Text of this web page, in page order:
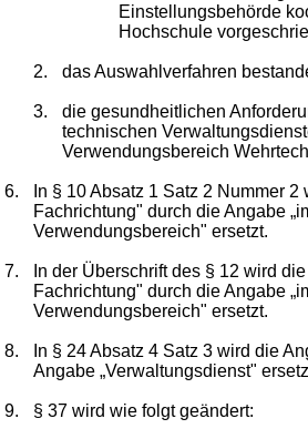
Einstellungsbehörde
Hochschule
2. das Auswahlverfahren
3.
die gesundheitlichen
technischen
Verwendungsbereich
6.
In § 10 Absatz 1 Satz 2 Nummer 2
Fachrichtung" durch die Angabe
Verwendungsbereich" ersetzt.
7.
In der Überschrift des § 12 wird
Fachrichtung" durch die Angabe
Verwendungsbereich" ersetzt.
8.
In § 24 Absatz 4 Satz 3 wird die
Angabe „Verwaltungsdienst"
9. § 37 wird wie folgt geändert: